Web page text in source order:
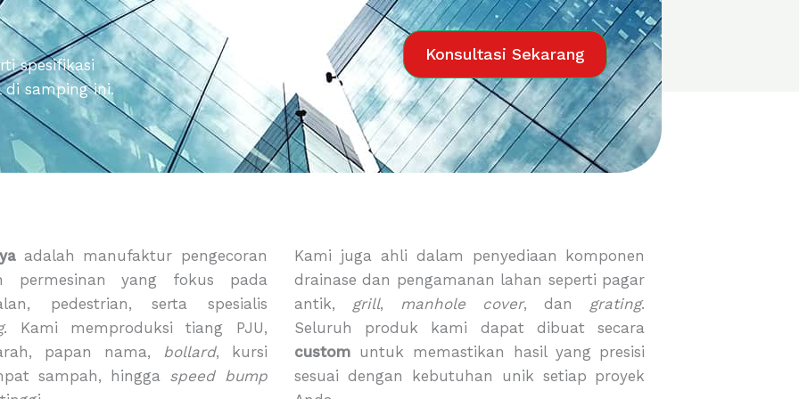
spesifikasi
di samping ini.
Konsultasi Sekarang
adalah manufaktur pengecoran
permesinan yang fokus pada
pedestrian, serta spesialis
. Kami memproduksi tiang PJU,
papan nama, bollard, kursi
sampah, hingga speed bump
Kami juga ahli dalam penyediaan komponen
drainase dan pengamanan lahan seperti pagar
antik, grill, manhole cover, dan grating.
Seluruh produk kami dapat dibuat secara
customuntuk memastikan hasil yang presisi
sesuai dengan kebutuhan unik setiap proyek